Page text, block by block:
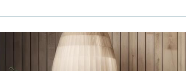
Acheter
de l'ancien
Louer